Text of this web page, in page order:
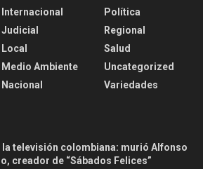
Internacional
Judicial
Local
Medio Ambiente
Nacional
Política
Regional
Salud
Uncategorized
Variedades
la televisión colombiana: murió Alfonso
creador de “Sábados Felices”